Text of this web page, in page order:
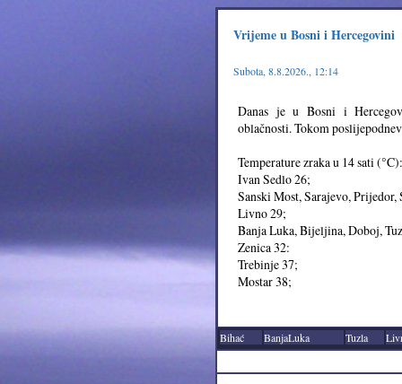
Vrijeme u Bosni i Hercegovini
Subota, 8.8.2026., 12:14
Danas je u Bosni i
oblačnosti. Tokom
Temperature zraka u 14 sati (°C):
Ivan Sedlo 26;
Sanski Most, Sarajevo, Prijedor,
Livno 29;
Banja Luka, Bijeljina, Doboj,
Zenica 32:
Trebinje 37;
Mostar 38;
Bihać BanjaLuka Tuzla